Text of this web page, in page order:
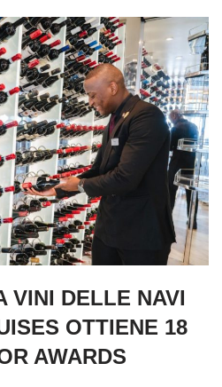
VINI DELLE NAVI
OTTIENE 18
AWARDS